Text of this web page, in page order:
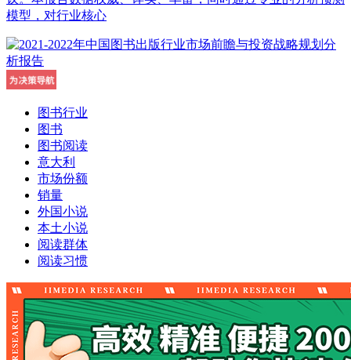
模型，对行业核心
图书行业
图书
图书阅读
意大利
市场份额
销量
外国小说
本土小说
阅读群体
阅读习惯